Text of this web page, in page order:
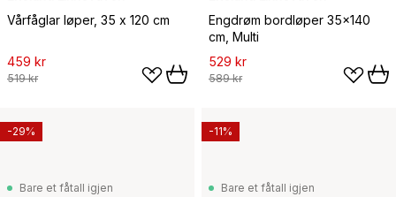
Vårfåglar løper, 35 x 120 cm
459 kr
519 kr
Engdrøm bordløper 35x140
cm, Multi
529 kr
589 kr
Bare et fåtall igjen
-29%
Bare et fåtall igjen
-11%